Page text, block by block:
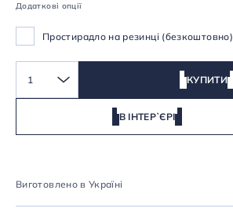
Додаткові опції
Простирадло на резинці (безкоштовно)
1 КУПИТИ
В ІНТЕРʼЄРІ
Виготовлено в Україні